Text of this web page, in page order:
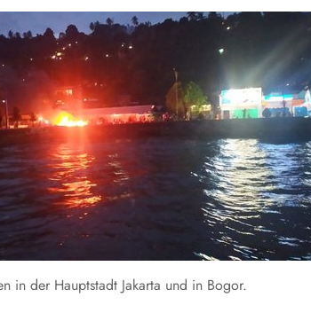
in der Hauptstadt Jakarta und in Bogor.